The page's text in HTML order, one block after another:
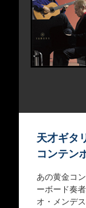
天才ギタ
コンテン
あの黄金コ
ーボード奏
オ・メンデ